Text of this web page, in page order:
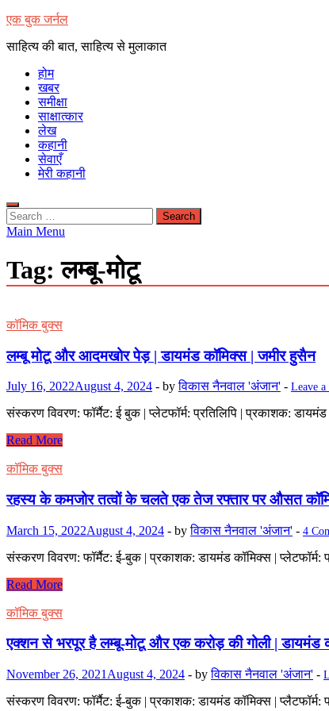
Skip
content
एक बुक जर्नल
साहित्य की बात, साहित्य से मुलाकात
होम
खबर
समीक्षा
साक्षात्कार
लेख
कहानी
सेवाएँ
मेरी कहानी
Search
for:
Main Menu
Tag:लम्बू-मोटू
कॉमिक बुक्स
लम्बू मोटू और आदमखोर पेड़ | डायमंड कॉमिक्स | जमीर हुसैन
July 16, 2022August 4, 2024 - byविकास नैनवाल 'अंजान' - Leave a
संस्करण विवरण: फॉर्मैट: ई बुक | प्लेटफॉर्म: प्रतिलिपि | प्रकाशक:
लम्बू
और
पेड़
|
डायमंड
कॉमिक्स
|
हुसैन
Read More
कॉमिक बुक्स
रहस्य के कमजोर तत्वों के चलते एक तेज रफ्तार पर औसत
March 15, 2022August 4, 2024 - byविकास नैनवाल 'अंजान' - 4
संस्करण विवरण: फॉर्मैट: ई-बुक | प्रकाशक: डायमंड कॉमिक्स |
रहस्य
कमजोर
के
चलते
एक
तेज
रफ्तार
Read More
कॉमिक बुक्स
एक्शन से भरपूर है लम्बू-मोटू और एक करोड़ की गोली | डायमंड
November 26, 2021 August 4, 2024 - byविकास नैनवाल 'अंजान' -
संस्करण विवरण: फॉर्मैट: ई-बुक | प्रकाशक: डायमंड कॉमिक्स |